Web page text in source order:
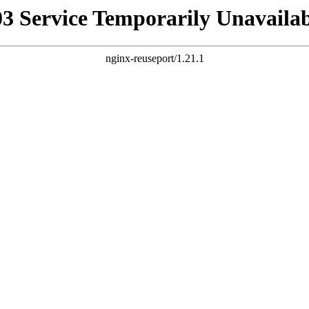
Service Temporarily
nginx-reuseport/1.21.1